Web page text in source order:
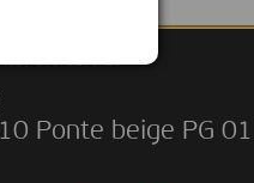
/600х1200х10
Ponte beige PG 01